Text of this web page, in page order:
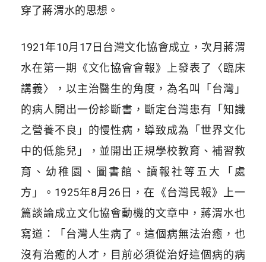
穿了蔣渭水的思想。
1921年10月17日台灣文化協會成立，次月蔣渭
水在第一期《文化協會會報》上發表了〈臨床
講義〉，以主治醫生的角度，為名叫「台灣」
的病人開出一份診斷書，斷定台灣患有「知識
之營養不良」的慢性病，導致成為「世界文化
中的低能兒」，並開出正規學校教育、補習教
育、幼稚園、圖書館、讀報社等五大「處
方」。1925年8月26日，在《台灣民報》上一
篇談論成立文化協會動機的文章中，蔣渭水也
寫道：「台灣人生病了。這個病無法治癒，也
沒有治癒的人才，目前必須從治好這個病的病